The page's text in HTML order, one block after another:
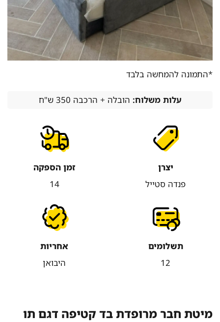
*התמונה להמחשה בלבד
עלות משלוח:הובלה + הרכבה 350 ש"ח
יצרן
פנדה סטייל
זמן הספקה
14
תשלומים
12
אחריות
היבואן
מיטת חבר מרופדת בד קטיפה דגם תו